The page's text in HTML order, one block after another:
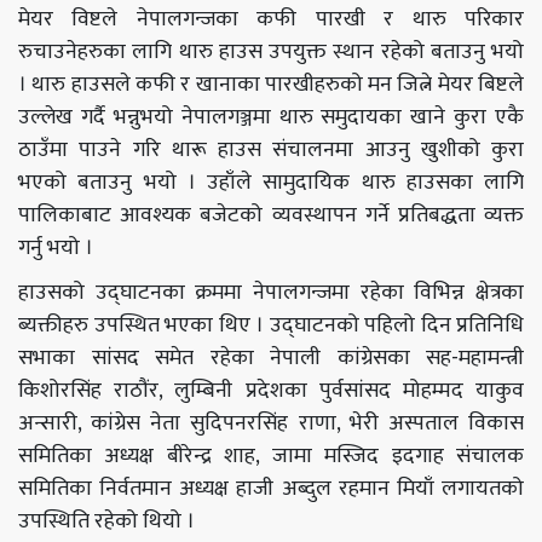
मेयर विष्टले नेपालगन्जका कफी पारखी र थारु परिकार
रुचाउनेहरुका लागि थारु हाउस उपयुक्त स्थान रहेको बताउनु भयो
। थारु हाउसले कफी र खानाका पारखीहरुको मन जित्ने मेयर बिष्टले
उल्लेख गर्दै भन्नुभयो नेपालगञ्जमा थारु समुदायका खाने कुरा एकै
ठाउँमा पाउने गरि थारू हाउस संचालनमा आउनु खुशीको कुरा
भएको बताउनु भयो । उहाँले सामुदायिक थारु हाउसका लागि
पालिकाबाट आवश्यक बजेटको व्यवस्थापन गर्ने प्रतिबद्धता व्यक्त
गर्नु भयो ।
हाउसको उद्घाटनका क्रममा नेपालगन्जमा रहेका विभिन्न क्षेत्रका
ब्यक्तीहरु उपस्थित भएका थिए । उद्घाटनको पहिलो दिन प्रतिनिधि
सभाका सांसद समेत रहेका नेपाली कांग्रेसका सह-महामन्त्री
किशोरसिंह राठौंर, लुम्बिनी प्रदेशका पुर्वसांसद मोहम्मद याकुव
अन्सारी, कांग्रेस नेता सुदिपनरसिंह राणा, भेरी अस्पताल विकास
समितिका अध्यक्ष बीरेन्द्र शाह, जामा मस्जिद इदगाह संचालक
समितिका निर्वतमान अध्यक्ष हाजी अब्दुल रहमान मियाँ लगायतको
उपस्थिति रहेको थियो ।